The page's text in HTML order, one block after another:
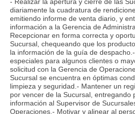
diariamente la cuadratura de
emitiendo informe de venta diario, y
información a la Gerencia de
Recepcionar en forma correcta y
Sucursal, chequeando que los
la información de la guía de
especiales para algunos clientes o
solicitud con la Gerencia de
Sucursal se encuentra en óptimas
limpieza y seguridad.- Mantener un
por vencer de la Sucursal, entregando
información al Supervisor de
Operaciones.- Motivar y alinear al